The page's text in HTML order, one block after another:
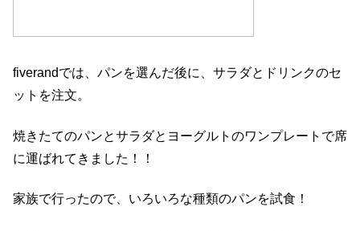
fiverandでは、パンを選んだ後に、サラダとドリンクのセ
ットを注文。
焼きたてのパンとサラダとヨーグルトのワンプレートで席
に運ばれてきました！！
家族で行ったので、いろいろな種類のパンを試食！